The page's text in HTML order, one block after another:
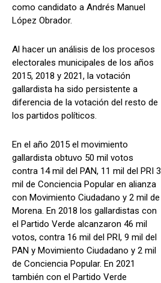
como candidato a Andrés Manuel
López Obrador.
Al hacer un análisis de los procesos
electorales municipales de los años
2015, 2018 y 2021, la votación
gallardista ha sido persistente a
diferencia de la votación del resto de
los partidos políticos.
En el año 2015 el movimiento
gallardista obtuvo 50 mil votos
contra 14 mil del PAN, 11 mil del PRI 3
mil de Conciencia Popular en alianza
con Movimiento Ciudadano y 2 mil de
Morena. En 2018 los gallardistas con
el Partido Verde alcanzaron 46 mil
votos, contra 16 mil del PRI, 9 mil del
PAN y Movimiento Ciudadano y 2 mil
de Conciencia Popular. En 2021
también con el Partido Verde